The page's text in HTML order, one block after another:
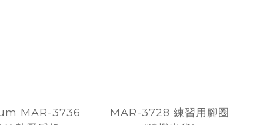
MAR-3736
MAR-3728 練習用腳圈